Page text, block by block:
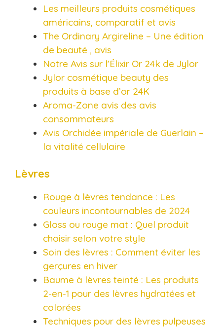
Les meilleurs produits cosmétiques
américains, comparatif et avis
The Ordinary Argireline – Une édition
de beauté , avis
Notre Avis sur l’Élixir Or 24k de Jylor
Jylor cosmétique beauty des
produits à base d’or 24K
Aroma-Zone avis des avis
consommateurs
Avis Orchidée impériale de Guerlain –
la vitalité cellulaire
Lèvres
Rouge à lèvres tendance : Les
couleurs incontournables de 2024
Gloss ou rouge mat : Quel produit
choisir selon votre style
Soin des lèvres : Comment éviter les
gerçures en hiver
Baume à lèvres teinté : Les produits
2-en-1 pour des lèvres hydratées et
colorées
Techniques pour des lèvres pulpeuses